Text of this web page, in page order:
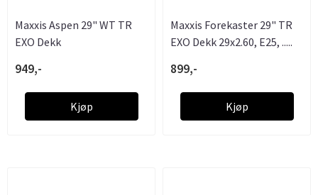
Maxxis Aspen 29" WT TR
EXO Dekk
949,-
Kjøp
Maxxis Forekaster 29" TR
EXO Dekk 29x2.60, E25, .....
899,-
Kjøp